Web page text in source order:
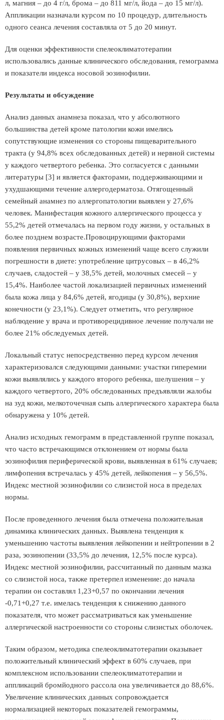
л, магния – до 4 г/л, брома – до 811 мг/л, йода – до 15 мг/л).
Аппликации назначали курсом по 10 процедур, длительность
одного сеанса лечения составляла от 5 до 20 минут.
Для оценки эффективности спелеоклиматотерапии
использовались данные клинического обследования, гемограмма
и показатели индекса носовой эозинофилии.
Результаты и обсуждение
Анализ данных анамнеза показал, что у абсолютного
большинства детей кроме патологии кожи имелись
сопутствующие изменения со стороны пищеварительного
тракта (у 94,8% всех обследованных детей) и нервной системы
у каждого четвертого ребенка. Это согласуется с данными
литературы [3] и является факторами, поддерживающими и
ухудшающими течение аллергодерматоза. Отягощенный
семейный анамнез по аллергопатологии выявлен у 27,6%
человек. Манифестация кожного аллергического процесса у
55,2% детей отмечалась на первом году жизни, у остальных в
более позднем возрасте.Провоцирующими факторами
появления первичных кожных изменений чаще всего служили
погрешности в диете: употребление цитрусовых – в 46,2%
случаев, сладостей – у 38,5% детей, молочных смесей – у
15,4%. Наиболее частой локализацией первичных изменений
была кожа лица у 84,6% детей, ягодицы (у 30,8%), верхние
конечности (у 23,1%). Следует отметить, что регулярное
наблюдение у врача и противорецидивное лечение получали не
более 21% обследуемых детей.
Локальный статус непосредственно перед курсом лечения
характеризовался следующими данными: участки гиперемии
кожи выявлялись у каждого второго ребенка, шелушения – у
каждого четвертого, 20% обследованных предъявляли жалобы
на зуд кожи, мелкоточечная сыпь аллергического характера была
обнаружена у 10% детей.
Анализ исходных гемограмм в представленной группе показал,
что часто встречающимся отклонением от нормы была
эозинофилия периферической крови, выявленная в 61% случаев;
лимфопения встречалась у 45% детей, лейкопения – у 56,5%.
Индекс местной эозинофилии со слизистой носа в пределах
нормы.
После проведенного лечения была отмечена положительная
динамика клинических данных. Выявлена тенденция к
уменьшению частоты выявления лейкопении и нейтропении в 2
раза, эозинопении (33,5% до лечения, 12,5% после курса).
Индекс местной эозинофилии, рассчитанный по данным мазка
со слизистой носа, также претерпел изменение: до начала
терапии он составлял 1,23+0,57 по окончании лечения
-0,71+0,27 т.е. имелась тенденция к снижению данного
показателя, что может рассматриваться как уменьшение
аллергической настроенности со стороны слизистых оболочек.
Таким образом, методика спелеоклиматотерапии оказывает
положительный клинический эффект в 60% случаев, при
комплексном использовании спелеоклиматотерапии и
аппликаций бромйодного рассола она увеличивается до 88,6%.
Увеличение клинических данных сопровождается
нормализацией некоторых показателей гемограммы,